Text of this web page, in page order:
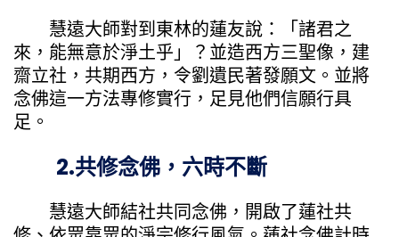
慧遠大師對到東林的蓮友說：「諸君之
來，能無意於淨土乎」？並造西方三聖像，建
齋立社，共期西方，令劉遺民著發願文。並將
念佛這一方法專修實行，足見他們信願行具
足。
2.共修念佛，六時不斷
慧遠大師結社共同念佛，開啟了蓮社共